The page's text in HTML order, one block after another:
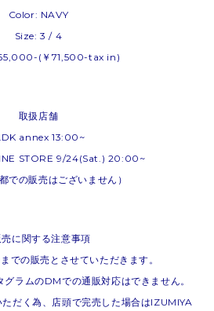
Color: NAVY
Size: 3 / 4
(￥71,500-tax in)
取扱店舗
annex 13:00~
STORE 9/24(Sat.) 20:00~
での販売はございません）
に関する注意事項
での販売とさせていただきます。
ラムのDMでの通販対応はできません。
だく為、店頭で完売した場合はIZUMIYA